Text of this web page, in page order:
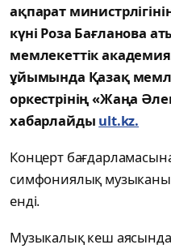
ақпарат
күні Роза Бағланова
мемлекеттік
ұйымында Қазақ
оркестрінің «Жаңа
хабарлайды ult.kz.
Концерт
симфониялық
енді.
Музыкалық кеш аясында